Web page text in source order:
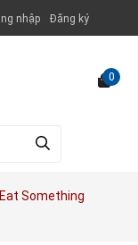
nhập Đăng ký
0
Something